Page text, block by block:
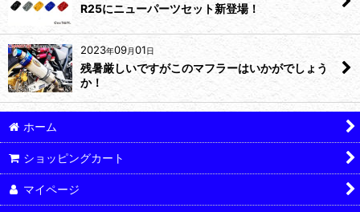
R25にニューパーツセット新登場！
2023年09月01日
残暑厳しいですがこのマフラーはいかがでしょう
か！
ホーム
ショッピングカート
マイページ